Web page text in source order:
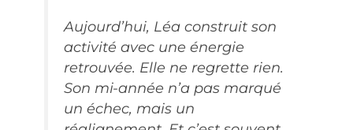
Aujourd’hui, Léa construit son
activité avec une énergie
retrouvée. Elle ne regrette rien.
Son mi-année n’a pas marqué
un échec, mais un